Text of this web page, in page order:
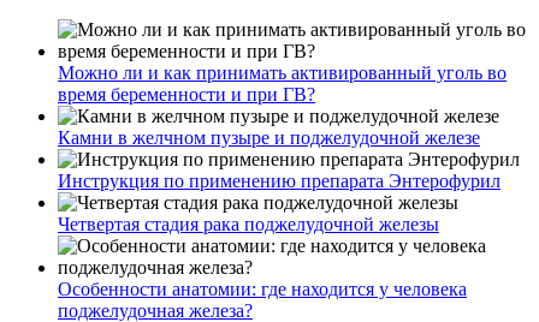
Можно ли и как принимать активированный уголь во
время беременности и при ГВ?
Камни в желчном пузыре и поджелудочной железе
Инструкция по применению препарата Энтерофурил
Четвертая стадия рака поджелудочной железы
Особенности анатомии: где находится у человека
поджелудочная железа?